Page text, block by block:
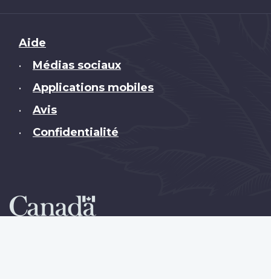
Brand
Aide
• Médias sociaux
• Applications mobiles
• Avis
• Confidentialité